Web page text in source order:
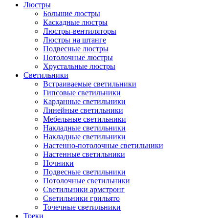
Люстры
Большие люстры
Каскадные люстры
Люстры-вентиляторы
Люстры на штанге
Подвесные люстры
Потолочные люстры
Хрустальные люстры
Светильники
Встраиваемые светильники
Гипсовые светильники
Карданные светильники
Линейные светильники
Мебельные светильники
Накладные светильники
Накладные светильники
Настенно-потолочные светильники
Настенные светильники
Ночники
Подвесные светильники
Потолочные светильники
Светильники армстронг
Светильники грильято
Точечные светильники
Треки